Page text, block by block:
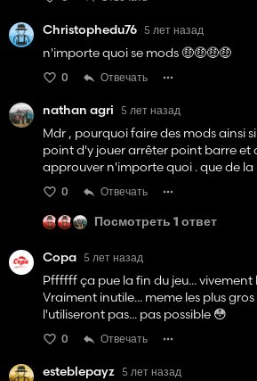
Christophedu76 5 лет назад
n'importe quoi se mods 🤑🤑🤑🤑
0 Отвечать
nathan agri 5 лет назад
Mdr , pourquoi faire des mods ainsi
point d'y jouer arrêter point barre et
approuver n'importe quoi . que de la
0 Отвечать
Посмотреть 1 ответ
Copa 5 лет назад
Pffffff ça pue la fin du jeu... vivement
Vraiment inutile... meme les plus
l'utiliseront pas... pas possible 😳
0 Отвечать
esteblepayz 5 лет назад